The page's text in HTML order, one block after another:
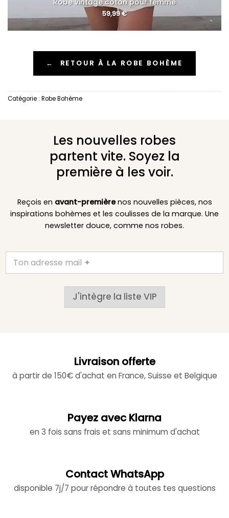
59,99€
← RETOUR À LA ROBE BOHÈME
Catégorie : Robe Bohème
Les nouvelles robes
partent vite. Soyez la
première à les voir.
Reçois en avant-premièrenos nouvelles pièces, nos
inspirations bohèmes et les coulisses de la marque. Une
newsletter douce, comme nos robes.
J'intègre la liste VIP
Livraison offerte
à partir de 150€ d'achat en France, Suisse et Belgique
Payez avec Klarna
en 3 fois sans frais et sans minimum d'achat
Contact WhatsApp
disponible 7j/7 pour répondre à toutes tes questions